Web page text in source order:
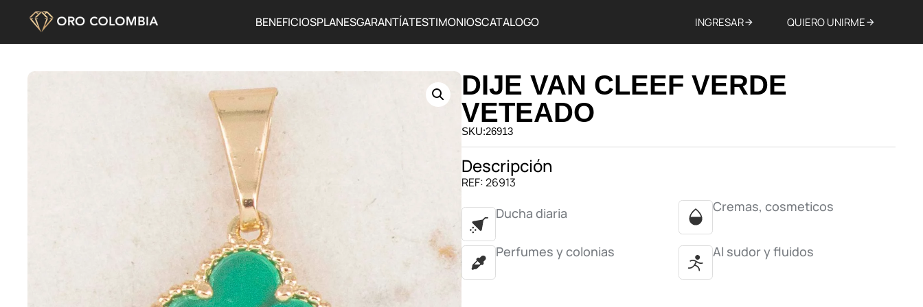
BENEFICIOSPLANESGARANTÍATESTIMONIOSCATALOGO INGRESAR QUIERO UNIRME
DIJE VAN CLEEF VERDE
VETEADO
SKU:26913
Descripción
REF: 26913
Ducha diaria Cremas, cosmeticos
Perfumes y colonias Al sudor y fluidos